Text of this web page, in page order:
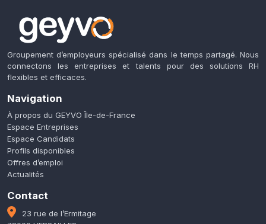
Groupement d’employeurs spécialisé dans le temps partagé. Nous
connectons les entreprises et talents pour des solutions RH
flexibles et efficaces.
Navigation
À propos du GEYVO Île-de-France
Espace Entreprises
Espace Candidats
Profils disponibles
Offres d’emploi
Actualités
Contact
23 rue de l’Ermitage